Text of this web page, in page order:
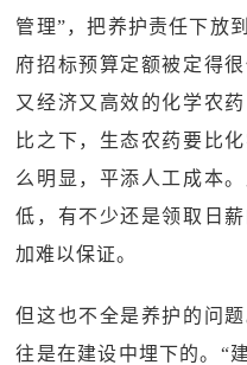
管理”，把养护责任下放
府招标预算定额被定得
又经济又高效的化学农
比之下，生态农药要比
么明显，平添人工成本
低，有不少还是领取日
加难以保证。
但这也不全是养护的问
往是在建设中埋下的。“